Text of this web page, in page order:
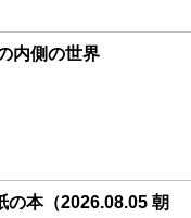
内側の世界
の本（2026.08.05 朝